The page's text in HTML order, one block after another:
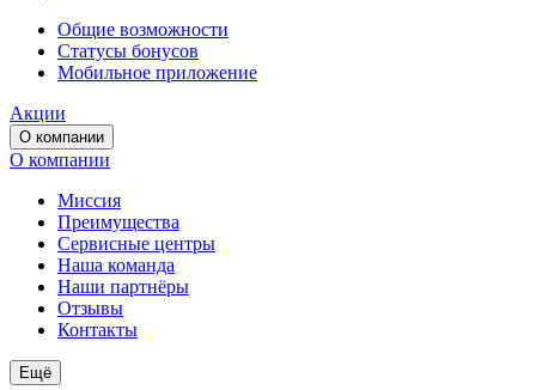
Общие возможности
Статусы бонусов
Мобильное приложение
Акции
О компании
О компании
Миссия
Преимущества
Сервисные центры
Наша команда
Наши партнёры
Отзывы
Контакты
Ещё